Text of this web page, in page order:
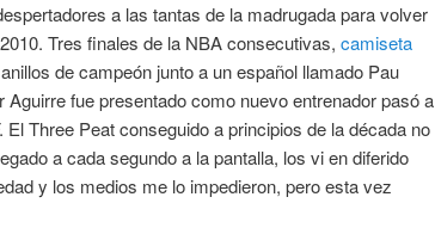
a las tantas de la madrugada para volver
Tres finales de la NBA consecutivas, camiseta
de campeón junto a un español llamado Pau
fue presentado como nuevo entrenador pasó a
Three Peat conseguido a principios de la década no
a cada segundo a la pantalla, los vi en diferido
y los medios me lo impedieron, pero esta vez